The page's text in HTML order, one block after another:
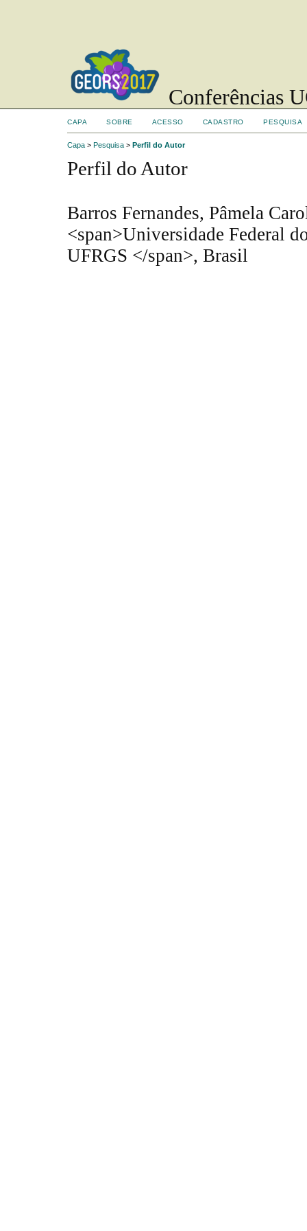
Conferências
CAPA SOBRE ACESSO CADASTRO PESQUISA
Capa > Pesquisa > Perfil do Autor
Perfil do Autor
Barros Fernandes, Pâmela
<span>Universidade Federal
UFRGS </span>, Brasil